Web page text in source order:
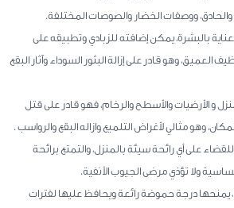
ووصفات الخضار والصوصات المختلفة.
بالبشرة، يمكن إضافته للزبادي وتطبيقه على
العميق، وهو قادر على إزالة البثور السوداء وآثار البقع
و الأرضيات والأسطح والرخام، فهو قادر على قتل
وهو مثالي لأغراض التلميع وازاله البقع والرواسب .
على أي رائحة سيئة بالمنزل، والتمتع برائحة
ولا تؤذي مرضى الجيوب الأنفية.
يمنحها درجة حموضة رائعة ويحافظ عليها لفترات